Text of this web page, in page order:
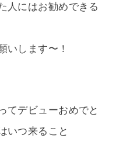
人にはお勧めできる
いします〜！
てデビューおめでと
いつ来ること